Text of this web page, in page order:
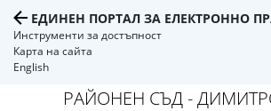
ЕДИНЕН ПОРТАЛ ЗА ЕЛЕКТРОННО
Инструменти за достъпност
Карта на сайта
English
РАЙОНЕН СЪД -